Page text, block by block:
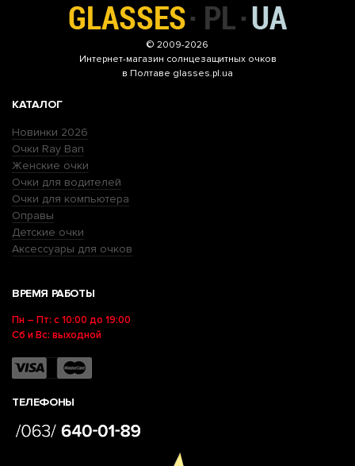
© 2009-2026
Интернет-магазин солнцезащитных очков
в Полтаве glasses.pl.ua
КАТАЛОГ
Новинки 2026
Очки Ray Ban
Женские очки
Очки для водителей
Очки для компьютера
Оправы
Детские очки
Аксессуары для очков
ВРЕМЯ РАБОТЫ
Пн – Пт: с 10:00 до 19:00
Сб и Вс: выходной
ТЕЛЕФОНЫ